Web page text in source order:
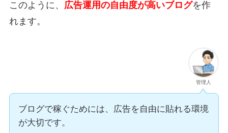
このように、 広告運用の自由度が高いブログを作
れます。
管理人
ブログで稼ぐためには、広告を自由に貼れる環境
が大切です。